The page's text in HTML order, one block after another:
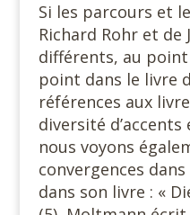
Si les parcours et
Richard Rohr et
différents, au
point dans le livre
références aux
diversité
nous voyons
convergences
dans son livre : «